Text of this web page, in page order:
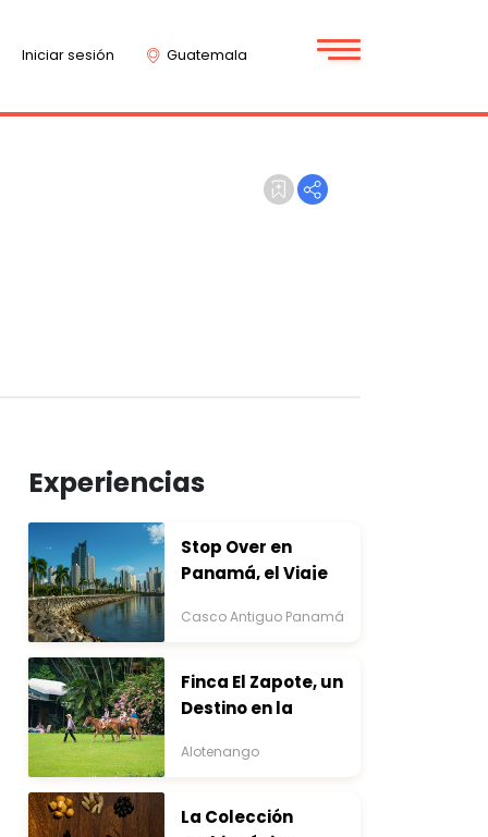
Iniciar sesión Guatemala
Experiencias
Stop Over en
Panamá, el Viaje
Destino
Casco Antiguo Panamá
Finca El Zapote, un
Destino en la
Arte y Naturaleza
Alotenango
La Colección